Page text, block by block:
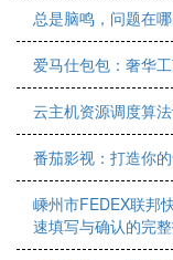
总是脑鸣，问题在
爱马仕包包：奢华
云主机资源调度算
番茄影视：打造你
嵊州市FEDEX联邦
速填写与确认的完